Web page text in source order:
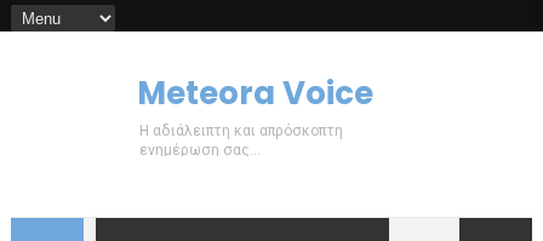
Meteora Voice
Η αδιάλειπτη και απρόσκοπτη
ενημέρωση σας...